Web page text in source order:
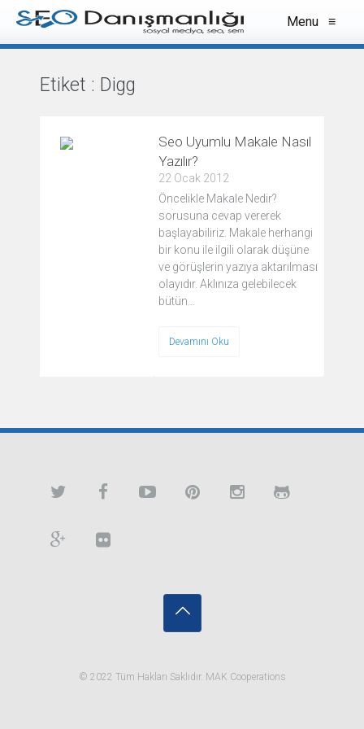
Menu ≡
Etiket : Digg
Seo Uyumlu Makale Nasıl
Yazılır?
22 Ocak 2012
Öncelikle Makale Nedir?
sorusuna cevap vererek
başlayabiliriz. Makale herhangi
bir konu ile ilgili olarak düşüne
ve görüşlerin yazıya aktarılması
olayıdır. Aklınıza gelebilecek
bütün…
Devamını Oku
© 2022 Tüm Hakları Saklıdır. MAK Cooperations